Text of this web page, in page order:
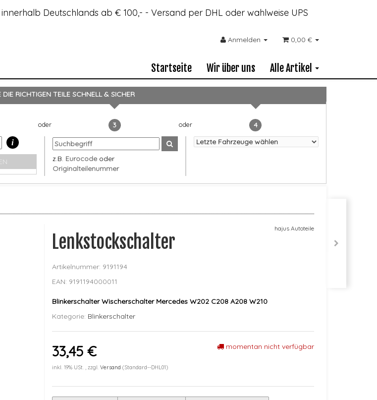
Deutschlands ab € 100,- - Versand per DHL oder wahlweise UPS
Anmelden 0,00 €
Startseite Wir über uns Alle Artikel
DIE RICHTIGEN TEILE SCHNELL & SICHER
i
3
z.B. Eurocode oder
Originalteilenummer
4
hajus Autoteile
Lenkstockschalter
Artikelnummer: 9191194
EAN: 9191194000011
Blinkerschalter Wischerschalter Mercedes W202 C208 A208 W210
Kategorie: Blinkerschalter
33,45 €
inkl. 19% USt. , zzgl. Versand (Standard--DHL01)
momentan nicht verfügbar